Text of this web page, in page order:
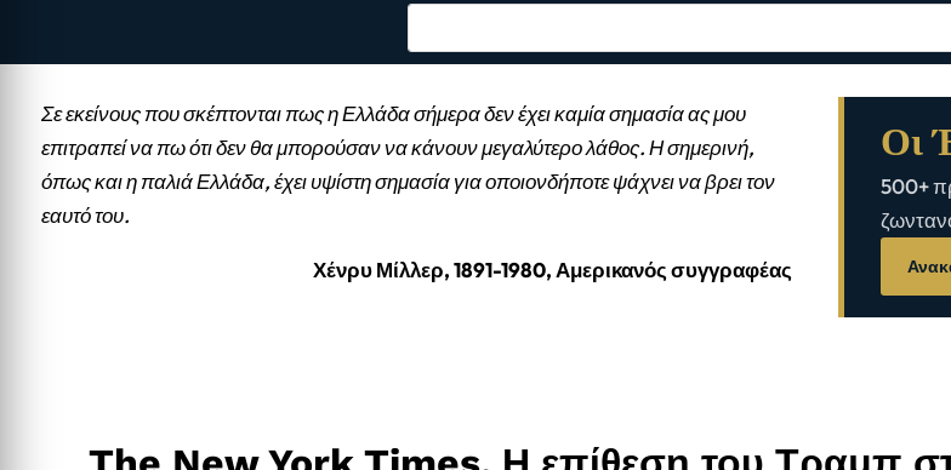
Σε εκείνους που σκέπτονται πως η Ελλάδα σήμερα δεν έχει καμία σημασία ας μου
επιτραπεί να πω ότι δεν θα μπορούσαν να κάνουν μεγαλύτερο λάθος. Η σημερινή,
όπως και η παλιά Ελλάδα, έχει υψίστη σημασία για οποιονδήποτε ψάχνει να βρει τον
εαυτό του.
Χένρυ Μίλλερ, 1891-1980, Αμερικανός συγγραφέας
Οι
500+